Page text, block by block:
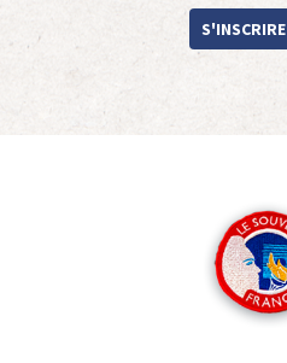
S'INSCRIRE